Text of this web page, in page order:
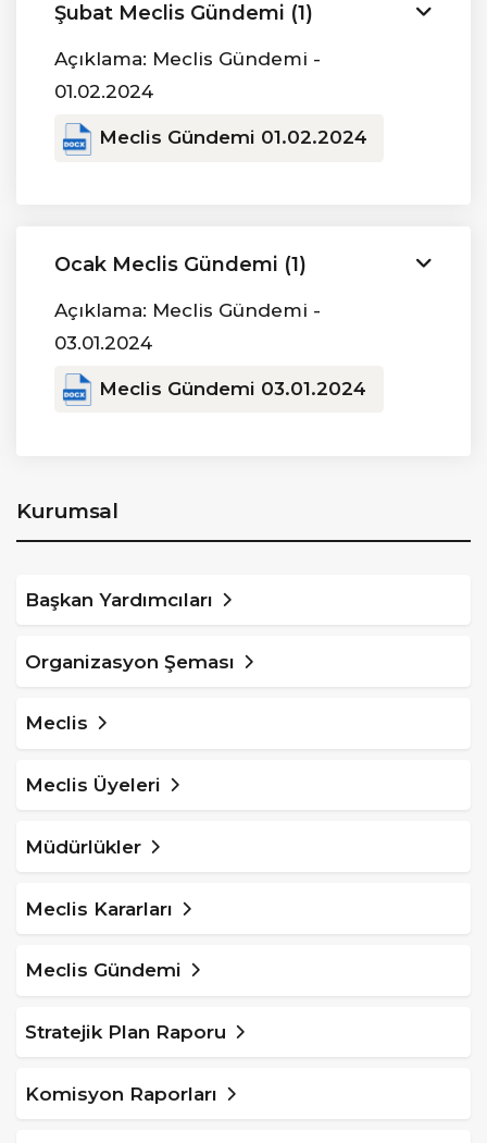
Şubat Meclis Gündemi (1)
Açıklama: Meclis Gündemi -
01.02.2024
Meclis Gündemi 01.02.2024
Ocak Meclis Gündemi (1)
Açıklama: Meclis Gündemi -
03.01.2024
Meclis Gündemi 03.01.2024
Kurumsal
Başkan Yardımcıları
Organizasyon Şeması
Meclis
Meclis Üyeleri
Müdürlükler
Meclis Kararları
Meclis Gündemi
Stratejik Plan Raporu
Komisyon Raporları